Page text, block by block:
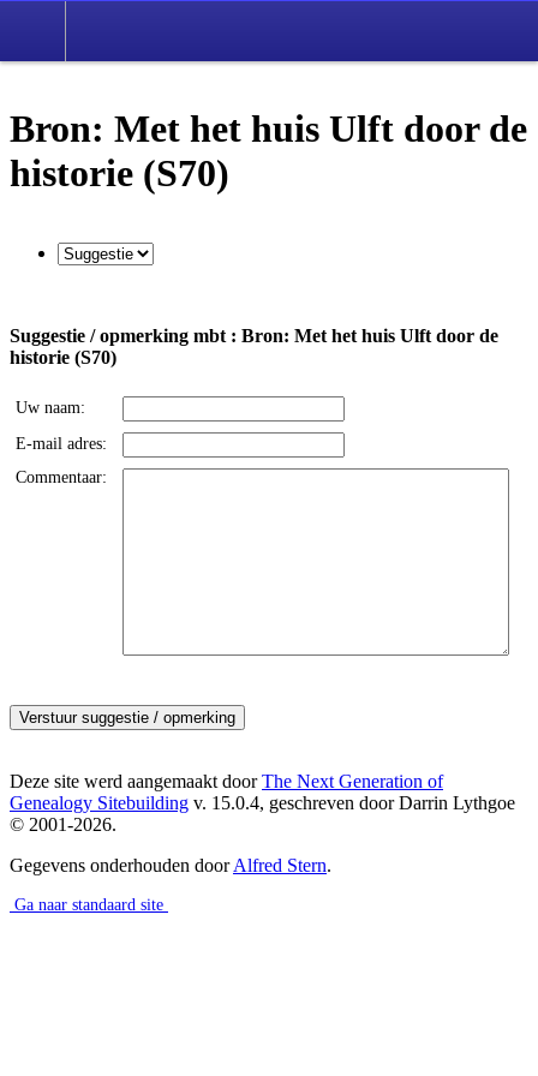
Bron: Met het huis Ulft door de
historie (S70)
Suggestie / opmerking mbt : Bron: Met het huis Ulft door de
historie (S70)
Uw naam:
E-mail adres:
Commentaar:
Deze site werd aangemaakt doorThe Next Generation of
Genealogy Sitebuilding v. 15.0.4, geschreven door Darrin Lythgoe
© 2001-2026.
Gegevens onderhouden doorAlfred Stern.
Ga naar standaard site